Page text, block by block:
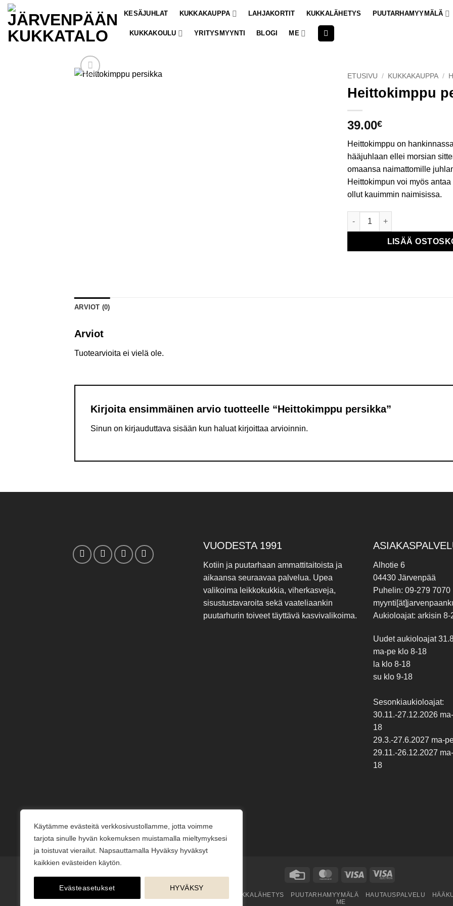
Käytämme evästeitä verkkosivustollamme, jotta voimme
tarjota sinulle hyvän kokemuksen muistamalla mieltymyksesi
ja toistuvat vierailut. Napsauttamalla Hyväksy hyväksyt
kaikkien evästeiden käytön.
Evästeasetukset HYVÄKSY
Skip
content
KESÄJUHLAT KUKKAKAUPPA LAHJAKORTIT KUKKALÄHETYS PUUTARHAMYYMÄLÄ
KUKKAKOULU YRITYSMYYNTI BLOGI ME
ETUSIVU / KUKKAKAUPPA /
Heittokimppu
39.00€
Heittokimppu on
hääjuhlaan ellei morsian
omaansa naimattomille
Heittokimpun voi myös
ollut kauimmin naimisissa.
Heittokimppu persikka määrä
LISÄÄ
ARVIOT (0)
Arviot
Tuotearvioita ei vielä ole.
Kirjoita ensimmäinen arvio tuotteelle “Heittokimppu persikka”
Sinun on kirjauduttava sisään kun haluat kirjoittaa arvioinnin.
VUODESTA 1991
Kotiin ja puutarhaan ammattitaitoista ja
aikaansa seuraavaa palvelua. Upea
valikoima leikkokukkia, viherkasveja,
sisustustavaroita sekä vaateliaankin
puutarhurin toiveet täyttävä kasvivalikoima.
Alhotie 6
04430 Järvenpää
Puhelin: 09-279 7070
Aukioloajat: arkisin 8-
Uudet aukioloajat
ma-pe klo 8-18
la klo 8-18
su klo 9-18
Sesonkiaukioloajat:
30.11.-27.12.2026
18
29.3.-27.6.2027 ma-
29.11.-26.12.2027
18
Credit
MasterCardVisa
Visa
KUKKALÄHETYS PUUTARHAMYYMÄLÄ HAUTAUSPALVELU
ME